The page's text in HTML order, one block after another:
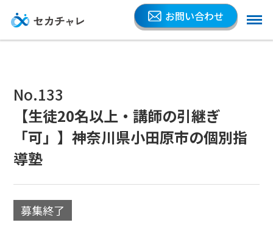
お問い合わせ
No.133
【生徒20名以上・講師の引継ぎ
「可」】神奈川県小田原市の個別指
導塾
募集終了